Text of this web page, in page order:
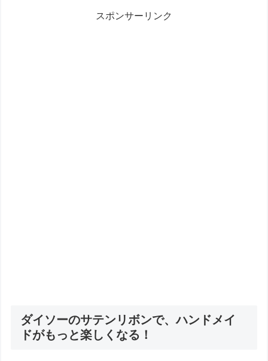
スポンサーリンク
ダイソーのサテンリボンで、ハンドメイ
ドがもっと楽しくなる！